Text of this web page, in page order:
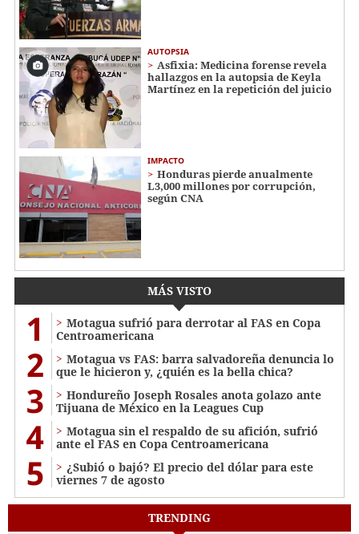
AUTOPSIA
Asfixia: Medicina forense revela
hallazgos en la autopsia de Keyla
Martínez en la repetición del juicio
IMPACTO
Honduras pierde anualmente
L3,000 millones por corrupción,
según CNA
MÁS VISTO
1
Motagua sufrió para derrotar al FAS en Copa
Centroamericana
2
Motagua vs FAS: barra salvadoreña denuncia lo
que le hicieron y, ¿quién es la bella chica?
3
Hondureño Joseph Rosales anota golazo ante
Tijuana de México en la Leagues Cup
4
Motagua sin el respaldo de su afición, sufrió
ante el FAS en Copa Centroamericana
5
¿Subió o bajó? El precio del dólar para este
viernes 7 de agosto
TRENDING